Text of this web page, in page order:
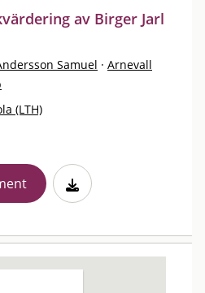
av Birger Jarl
Samuel · Arnevall
(LTH)